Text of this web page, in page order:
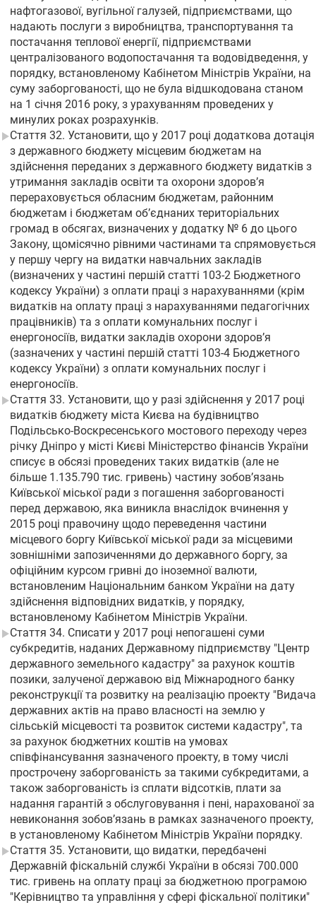
нафтогазової, вугільної галузей, підприємствами, що
надають послуги з виробництва, транспортування та
постачання теплової енергії, підприємствами
централізованого водопостачання та водовідведення, у
порядку, встановленому Кабінетом Міністрів України, на
суму заборгованості, що не була відшкодована станом
на 1 січня 2016 року, з урахуванням проведених у
минулих роках розрахунків.
Стаття 32. Установити, що у 2017 році додаткова дотація
з державного бюджету місцевим бюджетам на
здійснення переданих з державного бюджету видатків з
утримання закладів освіти та охорони здоров’я
перераховується обласним бюджетам, районним
бюджетам і бюджетам об’єднаних територіальних
громад в обсягах, визначених у додатку № 6 до цього
Закону, щомісячно рівними частинами та спрямовується
у першу чергу на видатки навчальних закладів
(визначених у частині першій статті 103-2 Бюджетного
кодексу України) з оплати праці з нарахуваннями (крім
видатків на оплату праці з нарахуваннями педагогічних
працівників) та з оплати комунальних послуг і
енергоносіїв, видатки закладів охорони здоров’я
(зазначених у частині першій статті 103-4 Бюджетного
кодексу України) з оплати комунальних послуг і
енергоносіїв.
Стаття 33. Установити, що у разі здійснення у 2017 році
видатків бюджету міста Києва на будівництво
Подільсько-Воскресенського мостового переходу через
річку Дніпро у місті Києві Міністерство фінансів України
списує в обсязі проведених таких видатків (але не
більше 1.135.790 тис. гривень) частину зобов’язань
Київської міської ради з погашення заборгованості
перед державою, яка виникла внаслідок вчинення у
2015 році правочину щодо переведення частини
місцевого боргу Київської міської ради за місцевими
зовнішніми запозиченнями до державного боргу, за
офіційним курсом гривні до іноземної валюти,
встановленим Національним банком України на дату
здійснення відповідних видатків, у порядку,
встановленому Кабінетом Міністрів України.
Стаття 34. Списати у 2017 році непогашені суми
субкредитів, наданих Державному підприємству "Центр
державного земельного кадастру" за рахунок коштів
позики, залученої державою від Міжнародного банку
реконструкції та розвитку на реалізацію проекту "Видача
державних актів на право власності на землю у
сільській місцевості та розвиток системи кадастру", та
за рахунок бюджетних коштів на умовах
співфінансування зазначеного проекту, в тому числі
прострочену заборгованість за такими субкредитами, а
також заборгованість із сплати відсотків, плати за
надання гарантій з обслуговування і пені, нарахованої за
невиконання зобов’язань в рамках зазначеного проекту,
в установленому Кабінетом Міністрів України порядку.
Стаття 35. Установити, що видатки, передбачені
Державній фіскальній службі України в обсязі 700.000
тис. гривень на оплату праці за бюджетною програмою
"Керівництво та управління у сфері фіскальної політики"